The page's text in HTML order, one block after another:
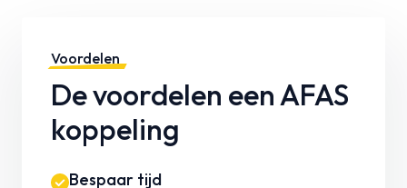
Voordelen
De voordelen een AFAS
koppeling
Bespaar tijd